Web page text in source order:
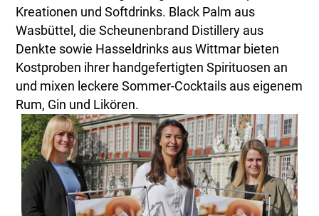
Kreationen und Softdrinks. Black Palm aus
Wasbüttel, die Scheunenbrand Distillery aus
Denkte sowie Hasseldrinks aus Wittmar bieten
Kostproben ihrer handgefertigten Spirituosen an
und mixen leckere Sommer-Cocktails aus eigenem
Rum, Gin und Likören.